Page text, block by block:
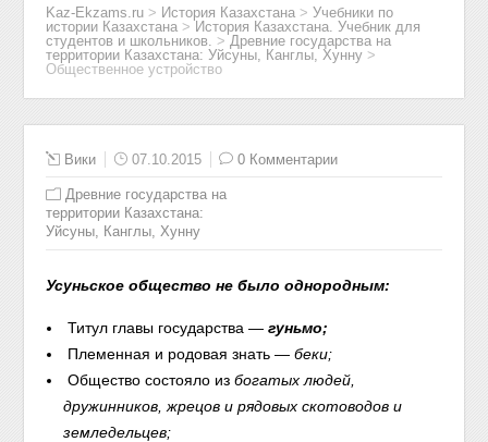
Kaz-Ekzams.ru > История Казахстана >Учебники по
истории Казахстана > История Казахстана. Учебник для
студентов и школьников. >Древние государства на
территории Казахстана: Уйсуны, Канглы, Хунну >
Общественное устройство
Вики 07.10.2015 0 Комментарии
Древние государства на
территории Казахстана:
Уйсуны, Канглы, Хунну
Усуньское общество не было однородным:
Титул главы государства —гуньмо;
Племенная и родовая знать —беки;
Общество состояло избогатых людей,
дружинников, жрецов и рядовых скотоводов и
земледельцев;